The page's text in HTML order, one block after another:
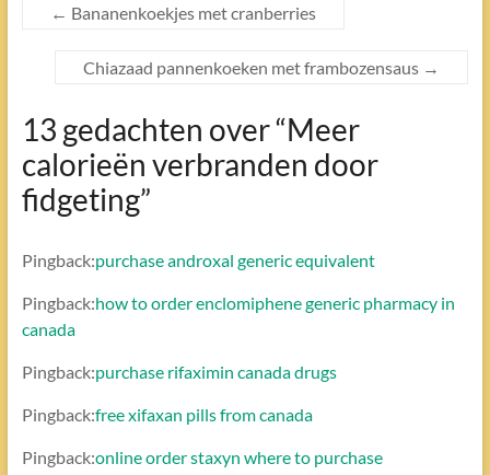
← Bananenkoekjes met cranberries
Chiazaad pannenkoeken met frambozensaus →
13 gedachten over “Meer
calorieën verbranden door
fidgeting”
Pingback:purchase androxal generic equivalent
Pingback:how to order enclomiphene generic pharmacy in
canada
Pingback:purchase rifaximin canada drugs
Pingback:free xifaxan pills from canada
Pingback:online order staxyn where to purchase